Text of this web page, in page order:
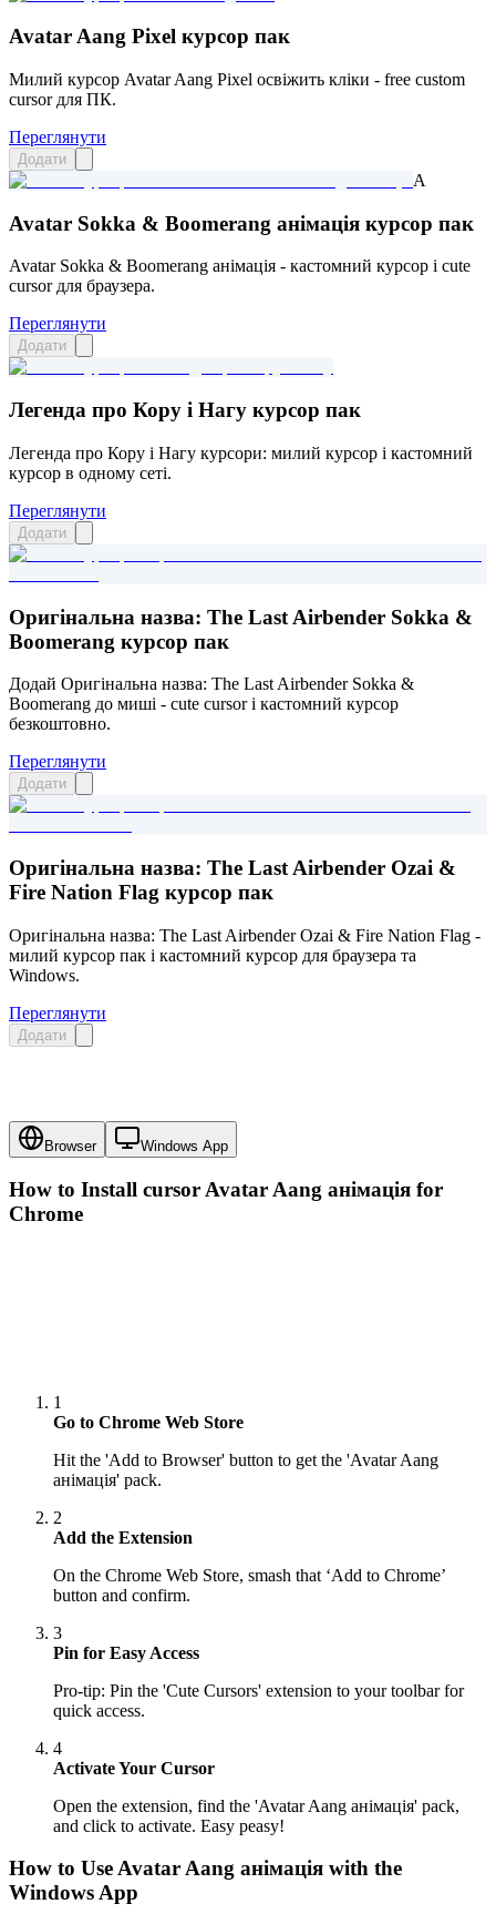
Avatar Aang Pixel курсор пак
Милий курсор Avatar Aang Pixel освіжить кліки - free custom
cursor для ПК.
Переглянути
Додати
A
Avatar Sokka & Boomerang анімація курсор пак
Avatar Sokka & Boomerang анімація - кастомний курсор і cute
cursor для браузера.
Переглянути
Додати
Легенда про Кору і Нагу курсор пак
Легенда про Кору і Нагу курсори: милий курсор і кастомний
курсор в одному сеті.
Переглянути
Додати
Оригінальна назва: The Last Airbender Sokka &
Boomerang курсор пак
Додай Оригінальна назва: The Last Airbender Sokka &
Boomerang до миші - cute cursor і кастомний курсор
безкоштовно.
Переглянути
Додати
Оригінальна назва: The Last Airbender Ozai &
Fire Nation Flag курсор пак
Оригінальна назва: The Last Airbender Ozai & Fire Nation Flag -
милий курсор пак і кастомний курсор для браузера та
Windows.
Переглянути
Додати
Browser Windows App
How to Install cursorAvatar Aang анімація for
Chrome
1
Go to Chrome Web Store
Hit the 'Add to Browser' button to get the 'Avatar Aang
анімація' pack.
2
Add the Extension
On the Chrome Web Store, smash that ‘Add to Chrome’
button and confirm.
3
Pin for Easy Access
Pro-tip: Pin the 'Cute Cursors' extension to your toolbar for
quick access.
4
Activate Your Cursor
Open the extension, find the 'Avatar Aang анімація' pack,
and click to activate. Easy peasy!
How to UseAvatar Aang анімація with the
Windows App